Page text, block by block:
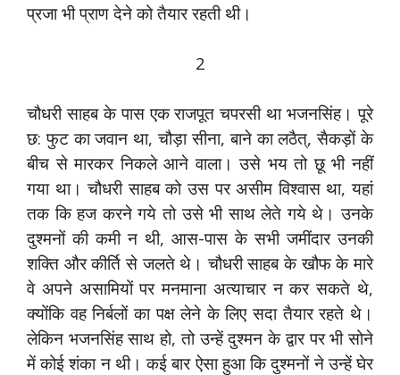
प्रजा भी प्राण देने को तैयार रहती थी।
2
चौधरी साहब के पास एक राजपूत चपरसी था भजनसिंह। पूरे
छ: फुट का जवान था, चौड़ा सीना, बाने का लठैत्, सैकड़ों के
बीच से मारकर निकले आने वाला। उसे भय तो छू भी नहीं
गया था। चौधरी साहब को उस पर असीम विश्वास था, यहां
तक कि हज करने गये तो उसे भी साथ लेते गये थे। उनके
दुश्मनों की कमी न थी, आस-पास के सभी जमींदार उनकी
शक्ति और कीर्ति से जलते थे। चौधरी साहब के खौफ के मारे
वे अपने असामियों पर मनमाना अत्याचार न कर सकते थे,
क्योंकि वह निर्बलों का पक्ष लेने के लिए सदा तैयार रहते थे।
लेकिन भजनसिंह साथ हो, तो उन्हें दुश्मन के द्वार पर भी सोने
में कोई शंका न थी। कई बार ऐसा हुआ कि दुश्मनों ने उन्हें घेर